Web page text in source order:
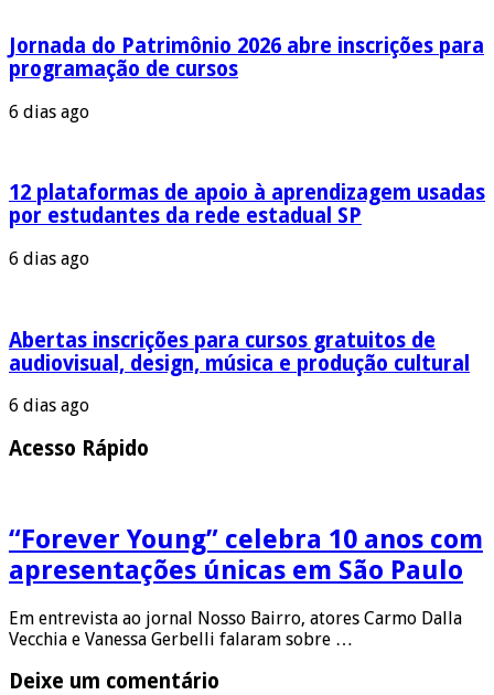
Jornada do Patrimônio 2026 abre inscrições para
programação de cursos
6 dias ago
12 plataformas de apoio à aprendizagem usadas
por estudantes da rede estadual SP
6 dias ago
Abertas inscrições para cursos gratuitos de
audiovisual, design, música e produção cultural
6 dias ago
Acesso Rápido
“Forever Young” celebra 10 anos com
apresentações únicas em São Paulo
Em entrevista ao jornal Nosso Bairro, atores Carmo Dalla
Vecchia e Vanessa Gerbelli falaram sobre …
Deixe um comentário